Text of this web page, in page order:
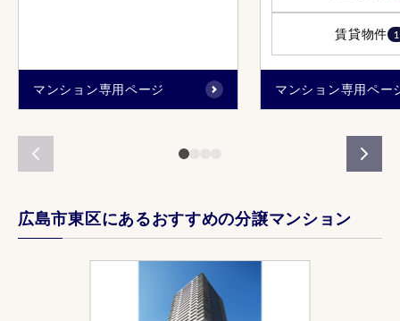
マンション専用ページ
賃貸物件 1
マンション専用ペー
広島市東区にあるおすすめの分譲マンション